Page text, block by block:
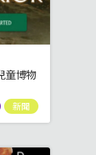
童博物
新聞